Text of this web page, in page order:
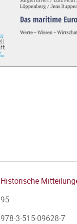
Historische
95
978-3-515-09628-7